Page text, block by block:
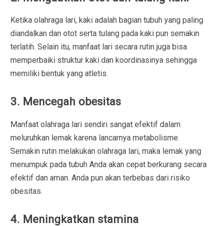
Ketika olahraga lari, kaki adalah bagian tubuh yang paling
diandalkan dan otot serta tulang pada kaki pun semakin
terlatih. Selain itu, manfaat lari secara rutin juga bisa
memperbaiki struktur kaki dan koordinasinya sehingga
memiliki bentuk yang atletis.
3. Mencegah obesitas
Manfaat olahraga lari sendiri sangat efektif dalam
meluruhkan lemak karena lancarnya metabolisme.
Semakin rutin melakukan olahraga lari, maka lemak yang
menumpuk pada tubuh Anda akan cepat berkurang secara
efektif dan aman. Anda pun akan terbebas dari risiko
obesitas.
4. Meningkatkan stamina